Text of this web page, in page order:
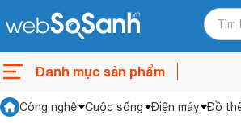
Danh mục sản phẩm
Công nghệ Cuộc sống Điện máy Đồ